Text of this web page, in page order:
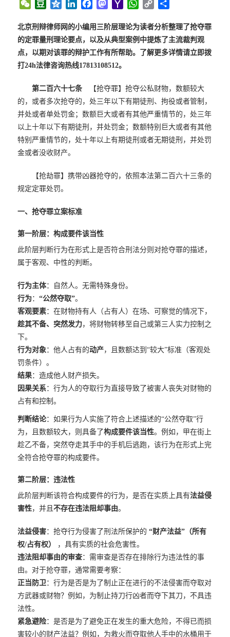
W
C
h
a
D
u
b
a
n
o
n
e
n
k
e
d
I
n
c
e
b
s
t
o
h
o
o
W
a
t
s
p
y
L
北京刑辩律师网的小编用三阶层理论为读者分析整理了抢夺罪
的定罪量刑理论要点，以及从典型案例中提炼了主流裁判观
点，以期对该罪的辩护工作有所帮助。了解更多详情请立即拨
打24h法律咨询热线17813108512。
第二百六十七条 【抢夺罪】抢夺公私财物，数额较大
的，或者多次抢夺的，处三年以下有期徒刑、拘役或者管制，
并处或者单处罚金；数额巨大或者有其他严重情节的，处三年
以上十年以下有期徒刑，并处罚金；数额特别巨大或者有其他
特别严重情节的，处十年以上有期徒刑或者无期徒刑，并处罚
金或者没收财产。
【抢劫罪】携带凶器抢夺的，依照本法第二百六十三条的
规定定罪处罚。
一、抢夺罪立案标准
第一阶层：构成要件该当性
此阶层判断行为在形式上是否符合刑法分则对抢夺罪的描述，
属于客观、中性的判断。
行为主体：自然人。无需特殊身份。
行为：“公然夺取”。
客观要素：在财物持有人（占有人）在场、可察觉的情况下，
趁其不备、突然发力，将财物转移至自己或第三人实力控制之
下。
行为对象：他人占有的动产，且数额达到“较大”标准（客观处
罚条件）。
结果：造成他人财产损失。
因果关系：行为人的夺取行为直接导致了被害人丧失对财物的
占有和控制。
判断结论：如果行为人实施了符合上述描述的“公然夺取”行
为，且数额较大，则具备了构成要件该当性。例如，甲在街上
趁乙不备，突然夺走其手中的手机后逃跑，该行为在形式上完
全符合抢夺罪的构成要件。
第二阶层：违法性
此阶层判断该符合构成要件的行为，是否在实质上具有法益侵
害性，并且不存在违法阻却事由。
法益侵害：抢夺行为侵害了刑法所保护的“财产法益”（所有
权/占有权）
，具有实质的社会危害性。
违法阻却事由的审查：需审查是否存在排除行为违法性的事
由。对于抢夺罪，通常需要考察：
正当防卫：行为是否是为了制止正在进行的不法侵害而夺取对
方武器或财物？例如，为制止持刀行凶者而夺下其刀，不具违
法性。
紧急避险：是否是为了避免正在发生的重大危险，不得已而损
害较小的财产法益？例如，为救火而夺取他人手中的水桶用于